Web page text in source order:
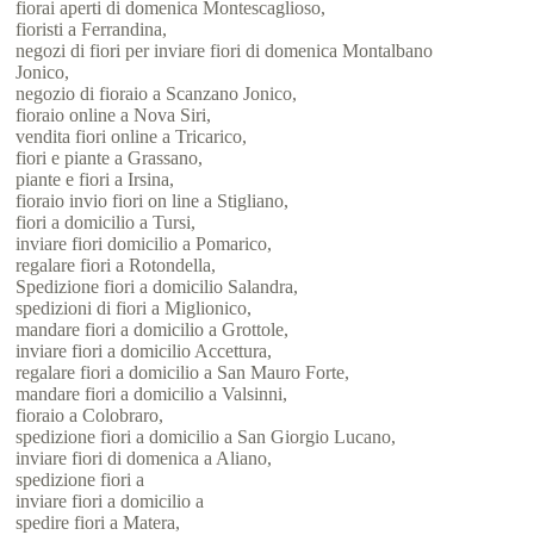
fiorai aperti di domenica Montescaglioso,
fioristi a Ferrandina,
negozi di fiori per inviare fiori di domenica Montalbano
Jonico,
negozio di fioraio a Scanzano Jonico,
fioraio online a Nova Siri,
vendita fiori online a Tricarico,
fiori e piante a Grassano,
piante e fiori a Irsina,
fioraio invio fiori on line a Stigliano,
fiori a domicilio a Tursi,
inviare fiori domicilio a Pomarico,
regalare fiori a Rotondella,
Spedizione fiori a domicilio Salandra,
spedizioni di fiori a Miglionico,
mandare fiori a domicilio a Grottole,
inviare fiori a domicilio Accettura,
regalare fiori a domicilio a San Mauro Forte,
mandare fiori a domicilio a Valsinni,
fioraio a Colobraro,
spedizione fiori a domicilio a San Giorgio Lucano,
inviare fiori di domenica a Aliano,
spedizione fiori a
inviare fiori a domicilio a
spedire fiori a Matera,